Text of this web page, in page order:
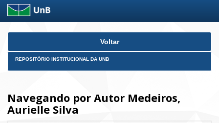
Skip
Voltar
REPOSITÓRIO INSTITUCIONAL DA UNB
Navegando por Autor Medeiros,
Aurielle Silva